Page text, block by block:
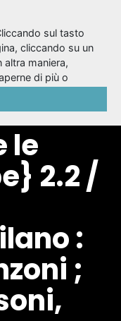
le
2.2 /
:
;
sul tasto
cliccando su un
altra maniera,
di più o